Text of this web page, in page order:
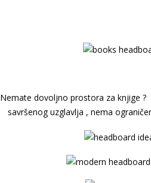
Nemate dovoljno prostora za knjige ?
savršenog uzglavlja , nema